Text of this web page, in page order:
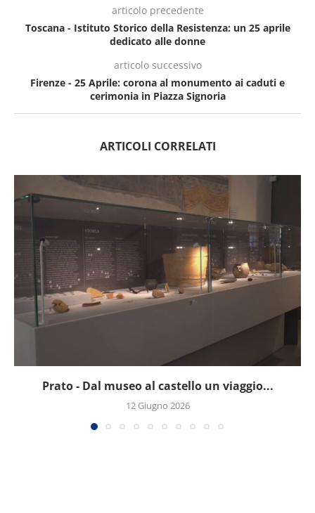
articolo precedente
Toscana - Istituto Storico della Resistenza: un 25 aprile
dedicato alle donne
articolo successivo
Firenze - 25 Aprile: corona al monumento ai caduti e
cerimonia in Piazza Signoria
ARTICOLI CORRELATI
Prato - Dal museo al castello un viaggio...
12 Giugno 2026